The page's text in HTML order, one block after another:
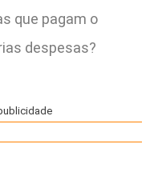
que pagam o
despesas?